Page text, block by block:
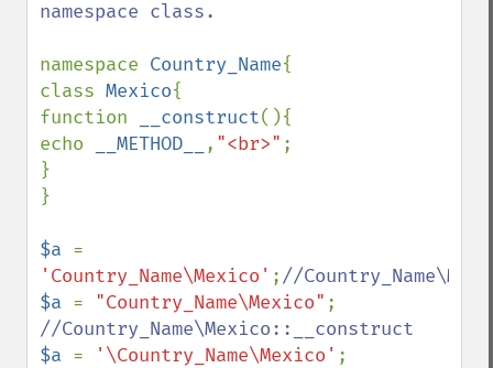
namespace class.
namespace Country_Name{
class Mexico{
function
__construct(){
echo
__METHOD__ , "<br>" ;
}
}
$a
'Country_Name\Mexico' ;
$a = "Country_Name\Mexico"
$a = '\Country_Name\Mexico'